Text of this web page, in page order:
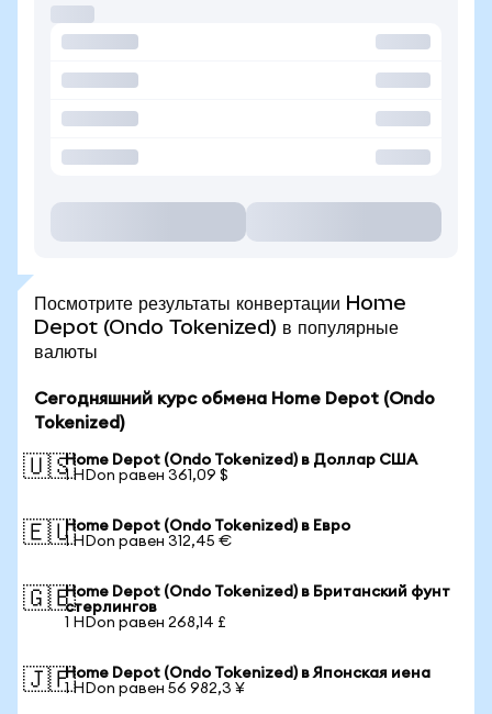
Посмотрите результаты конвертации Home
Depot (Ondo Tokenized) в популярные
валюты
Сегодняшний курс обмена Home Depot (Ondo
Tokenized)
🇺🇸Home Depot (Ondo Tokenized) в Доллар США
1 HDon равен 361,09 $
🇪🇺Home Depot (Ondo Tokenized) в Евро
1 HDon равен 312,45 €
🇬🇧Home Depot (Ondo Tokenized) в Британский фунт
стерлингов
1 HDon равен 268,14 £
🇯🇵Home Depot (Ondo Tokenized) в Японская иена
1 HDon равен 56 982,3 ¥